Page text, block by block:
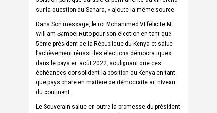
sur la question du Sahara, » ajoute la même source.
Dans Son message, le roi Mohammed VI félicite M.
William Samoei Ruto pour son élection en tant que
5ème président de la République du Kenya et salue
l’achèvement réussi des élections démocratiques
dans le pays en août 2022, soulignant que ces
échéances consolident la position du Kenya en tant
que pays phare en matière de démocratie au niveau
du continent.
Le Souverain salue en outre la promesse du président